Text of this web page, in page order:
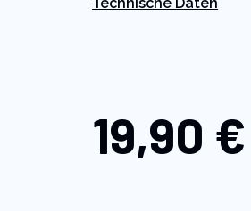
19,90 €